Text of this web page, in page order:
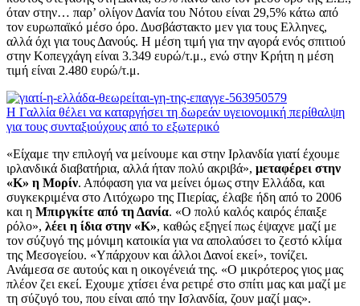
όταν στην… παρ’ ολίγον Δανία του Νότου είναι 29,5% κάτω από
τον ευρωπαϊκό μέσο όρο. Δυσβάστακτο μεν για τους Ελληνες,
αλλά όχι για τους Δανούς. Η μέση τιμή για την αγορά ενός σπιτιού
στην Κοπεγχάγη είναι 3.349 ευρώ/τ.μ., ενώ στην Κρήτη η μέση
τιμή είναι 2.480 ευρώ/τ.μ.
Η Γαλλία θέλει να καταργήσει τη δωρεάν υγειονομική περίθαλψη
για τους συνταξιούχους από το εξωτερικό
«Είχαμε την επιλογή να μείνουμε και στην Ιρλανδία γιατί έχουμε
ιρλανδικά διαβατήρια, αλλά ήταν πολύ ακριβά», μεταφέρει στην
«Κ» η Μορίν. Απόφαση για να μείνει όμως στην Ελλάδα, και
συγκεκριμένα στο Λιτόχωρο της Πιερίας, έλαβε ήδη από το 2006
και η Μπιργκίτε από τη Δανία. «Ο πολύ καλός καιρός έπαιξε
ρόλο», λέει η ίδια στην «Κ», καθώς εξηγεί πως έψαχνε μαζί με
τον σύζυγό της μόνιμη κατοικία για να απολαύσει το ζεστό κλίμα
της Μεσογείου. «Υπάρχουν και άλλοι Δανοί εκεί», τονίζει.
Ανάμεσα σε αυτούς και η οικογένειά της. «Ο μικρότερος γιος μας
πλέον ζει εκεί. Εχουμε χτίσει ένα ρετιρέ στο σπίτι μας και μαζί με
τη σύζυγό του, που είναι από την Ισλανδία, ζουν μαζί μας».